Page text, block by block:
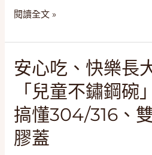
蛋
免
物
飲
推
薦，
篇
搞
懂
閱讀全文 »
安心吃、快樂長
「兒童不鏽鋼碗
搞懂304/316、
膠蓋
安
心
快
樂
長
大！